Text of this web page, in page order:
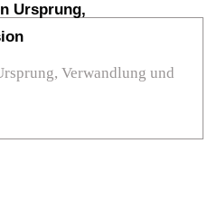
Ursprung,
Verwandlung und